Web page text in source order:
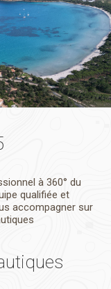
à 360° du
qualifiée et
accompagner sur